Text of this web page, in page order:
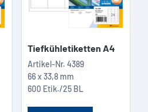
Tiefkühletiketten A4
Artikel-Nr. 4389
66 x 33,8 mm
600 Etik./25 BL